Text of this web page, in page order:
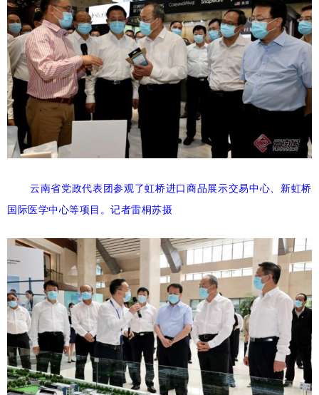
云南省党政代表团参观了虹桥进口商品展示交易中心、新虹桥
国际医学中心等项目。记者雷桐苏摄